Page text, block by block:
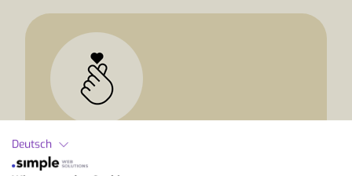
StudyLingua Expertentipp
Deutsch